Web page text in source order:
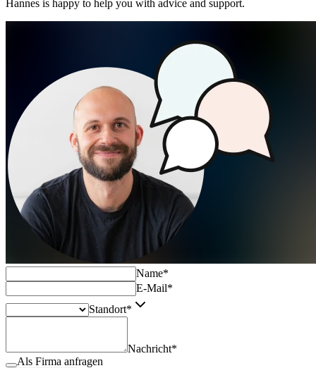
Hannes is happy to help you with advice and support.
Name*
E-Mail*
Standort*
Nachricht*
Als Firma anfragen